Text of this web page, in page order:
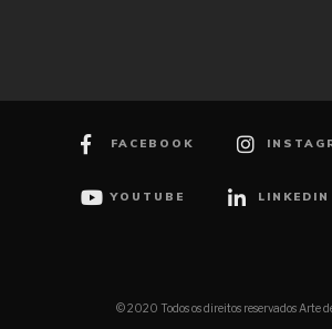
FACEBOOK
YOUTUBE LINKEDIN
© 2020 Todos os direitos reservados Arte